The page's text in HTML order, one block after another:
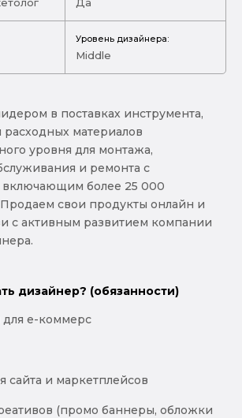
Уровень дизайнера:
Middle
в поставках инструмента,
материалов
уровня для монтажа,
и ремонта c
включающим более 25 000
свои продукты онлайн и
с активным развитием компании
дизайнер? (обязанности)
е-коммерс
сайта и маркетплейсов
(промо баннеры, обложки